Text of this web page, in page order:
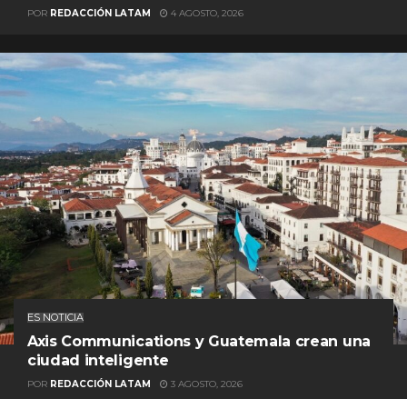
POR REDACCIÓN LATAM 4 AGOSTO, 2026
ES NOTICIA
Axis Communications y Guatemala crean una
ciudad inteligente
POR REDACCIÓN LATAM 3 AGOSTO, 2026